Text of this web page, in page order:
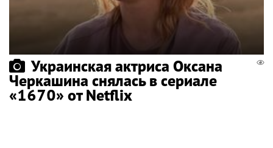
Украинская актриса Оксана
Черкашина снялась в сериале
«1670» от Netflix